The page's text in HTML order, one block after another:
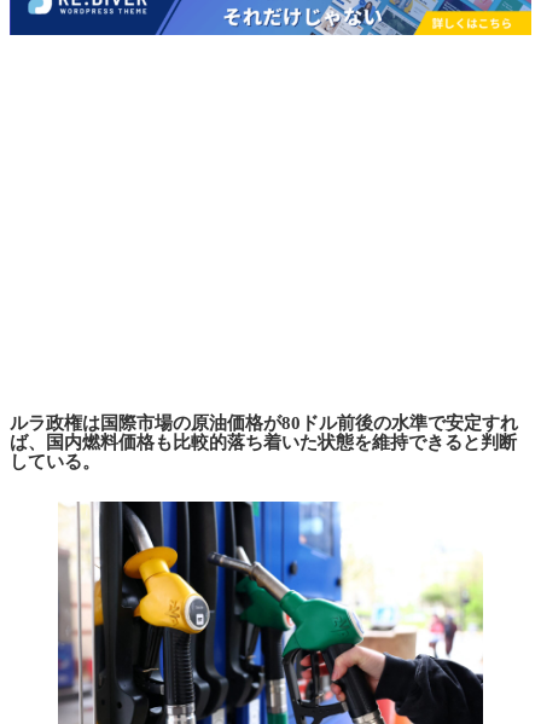
ルラ政権は国際市場の原油価格が80ドル前後の水準で安定すれ
ば、国内燃料価格も比較的落ち着いた状態を維持できると判断
している。